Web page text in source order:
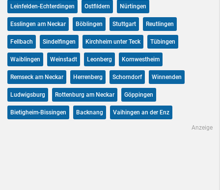
Leinfelden-Echterdingen Ostfildern Nürtingen
Esslingen am Neckar Böblingen Stuttgart Reutlingen
Fellbach Sindelfingen Kirchheim unter Teck Tübingen
Waiblingen Weinstadt Leonberg Kornwestheim
Remseck am Neckar Herrenberg Schorndorf Winnenden
Ludwigsburg Rottenburg am Neckar Göppingen
Bietigheim-Bissingen Backnang Vaihingen an der Enz
Anzeige